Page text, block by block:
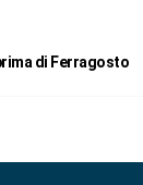
di Ferragosto